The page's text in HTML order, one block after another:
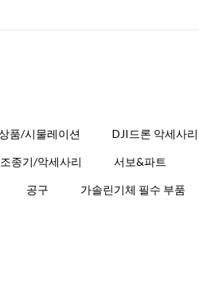
품/시물레이션 DJI드론 악세사리
조종기/악세사리 서보&파트
공구 가솔린기체 필수 부품